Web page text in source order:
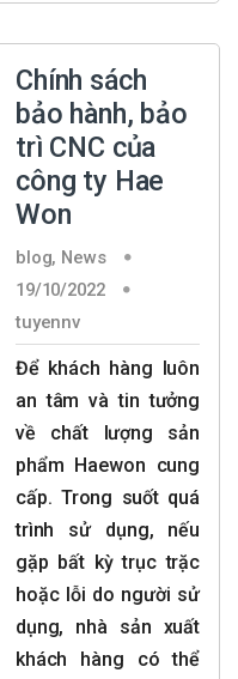
Chính sách
bảo hành, bảo
trì CNC của
công ty Hae
Won
blog, News
19/10/2022
tuyennv
Để khách hàng luôn
an tâm và tin tưởng
về chất lượng sản
phẩm Haewon cung
cấp. Trong suốt quá
trình sử dụng, nếu
gặp bất kỳ trục trặc
hoặc lỗi do người sử
dụng, nhà sản xuất
khách hàng có thể